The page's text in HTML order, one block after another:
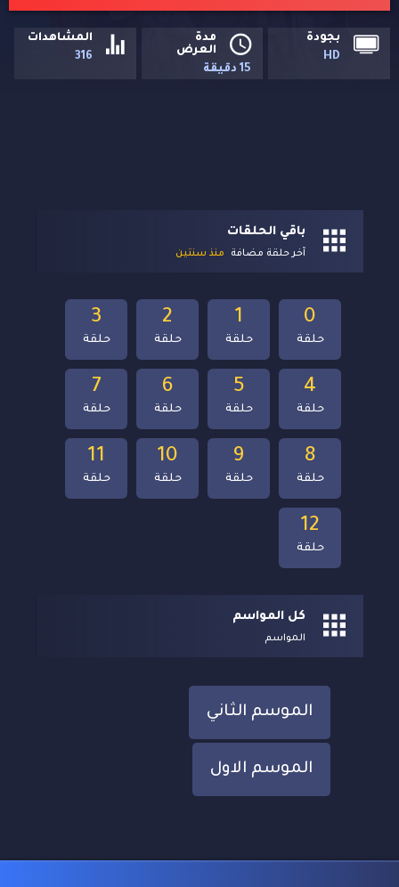
بجودة
HD
مدة
العرض
15 دقيقة
المشاهدات
316
باقي الحلقات
آخر حلقة مضافة منذ سنتين
12
حلقة
11
حلقة
10
حلقة
9
حلقة
8
حلقة
7
حلقة
6
حلقة
5
حلقة
4
حلقة
3
حلقة
2
حلقة
1
حلقة
0
حلقة
كل المواسم
المواسم
الموسم الثاني
الموسم الاول